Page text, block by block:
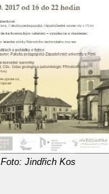
Foto: Jindřich Kos